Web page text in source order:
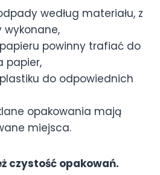
według materiału, z
wykonane,
powinny trafiać do
papier,
do odpowiednich
opakowania mają
miejsca.
czystość opakowań.